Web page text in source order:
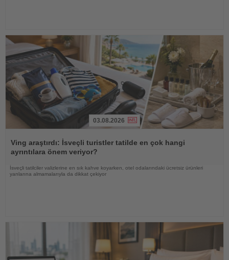
Oku
03.08.2026
Ving araştırdı: İsveçli turistler tatilde en çok hangi
ayrıntılara önem veriyor?
İsveçli tatilciler valizlerine en sık kahve koyarken, otel odalarındaki ücretsiz ürünleri
yanlarına almamalarıyla da dikkat çekiyor